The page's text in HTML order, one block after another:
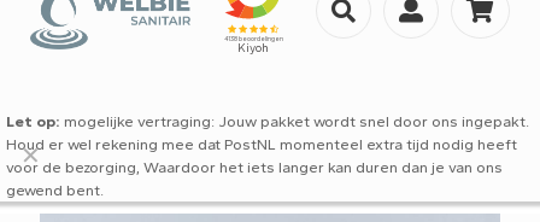
Let op: mogelijke vertraging: Jouw pakket wordt snel door ons ingepakt.
Houd er wel rekening mee dat PostNL momenteel extra tijd nodig heeft
voor de bezorging, Waardoor het iets langer kan duren dan je van ons
gewend bent.
✕